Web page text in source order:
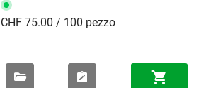
CHF 75.00 / 100 pezzo